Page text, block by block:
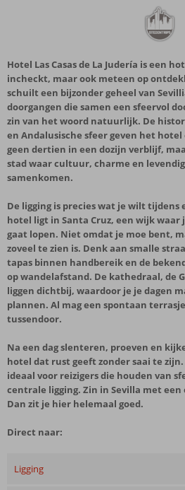
Hotel Las Casas de La Judería is een
incheckt, maar ook meteen op
schuilt een bijzonder geheel van
doorgangen die samen een sfeervol
zin van het woord natuurlijk. De
en Andalusische sfeer geven het
geen dertien in een dozijn verblijf,
stad waar cultuur, charme en
samenkomen.
De ligging is precies wat je wilt tijdens
hotel ligt in Santa Cruz, een wijk waar
gaat lopen. Niet omdat je moe bent,
zoveel te zien is. Denk aan smalle
tapas binnen handbereik en de
op wandelafstand. De kathedraal, de
liggen dichtbij, waardoor je je dagen
plannen. Al mag een spontaan
tussendoor.
Na een dag slenteren, proeven en
hotel dat rust geeft zonder saai te zijn.
ideaal voor reizigers die houden van
centrale ligging. Zin in Sevilla met
Dan zit je hier helemaal goed.
Direct naar:
Ligging